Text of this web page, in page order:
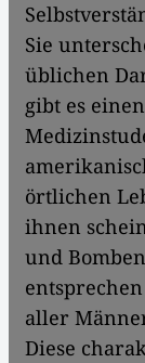
Sie
üblichen
gibt es
örtlichen
ihnen
und
aller
Diese